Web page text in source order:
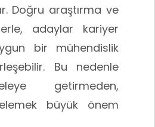
Doğru araştırma ve
adaylar kariyer
bir mühendislik
Bu nedenle
getirmeden,
büyük önem